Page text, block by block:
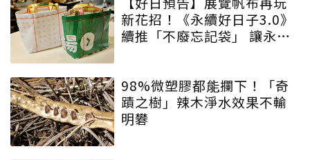
新花招！《永續好日子3.0》
續推「不廢忘記袋」 讓永續
98%微塑膠都能攔下！「奇
蹟之樹」辣木淨水效果不輸
明礬